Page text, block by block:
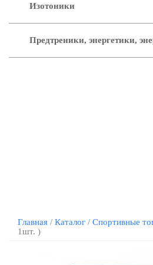
Изотоники
Предтреники, энергетики,
Главная/ Каталог/ Спортивные
1шт. )